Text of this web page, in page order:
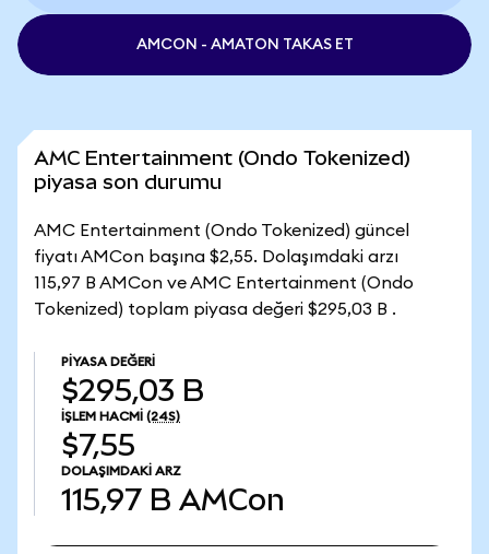
AMCON - AMATON TAKAS ET
AMC Entertainment (Ondo Tokenized)
piyasa son durumu
AMC Entertainment (Ondo Tokenized) güncel
fiyatı AMCon başına $2,55. Dolaşımdaki arzı
115,97 B AMCon ve AMC Entertainment (Ondo
Tokenized) toplam piyasa değeri $295,03 B .
PIYASA DEĞERI
$295,03 B
İŞLEM HACMI (24S)
$7,55
DOLAŞIMDAKI ARZ
115,97 B AMCon